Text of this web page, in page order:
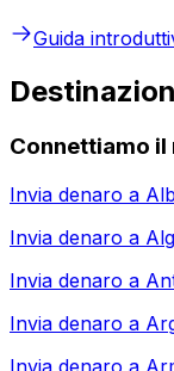
Guida
Connettiamo il
Invia denaro a
Invia denaro a
Invia denaro a
Invia denaro a
Invia denaro a